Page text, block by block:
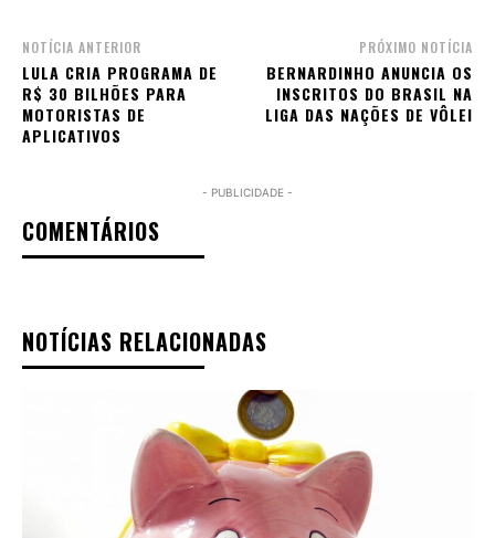
NOTÍCIA ANTERIOR
LULA CRIA PROGRAMA DE
R$ 30 BILHÕES PARA
MOTORISTAS DE
APLICATIVOS
PRÓXIMO NOTÍCIA
BERNARDINHO ANUNCIA OS
INSCRITOS DO BRASIL NA
LIGA DAS NAÇÕES DE VÔLEI
- PUBLICIDADE -
COMENTÁRIOS
NOTÍCIAS RELACIONADAS